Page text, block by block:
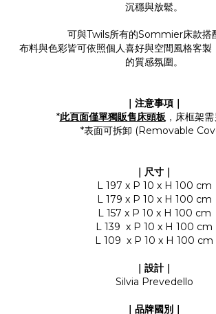
沉穩與放鬆。
可與Twils所有的Sommier床款搭
布料與色彩皆可依照個人喜好與空間風格客製
的質感氛圍。
｜注意事項｜
*此頁面僅單獨販售床頭板，床框架
*表面可拆卸 (Removable
｜尺寸｜
L 197 x P 10 x H 100 cm
L 179 x P 10 x H 100 cm
L 157 x P 10 x H 100 cm
L 139 x P 10 x H 100 cm
L 109 x P 10 x H 100 cm
｜設計｜
Silvia Prevedello
｜品牌國別｜